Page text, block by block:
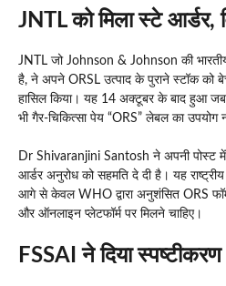
JNTL को मिला स्टे आर्डर,
JNTL जो Johnson & Johnson की
है, ने अपने ORSL उत्पाद के पुराने स्टॉक को
हासिल किया। यह 14 अक्टूबर के बाद हुआ जब
भी गैर-चिकित्सा पेय “ORS” लेबल का उपयोग
Dr Shivaranjini Santosh ने अपनी पोस्ट
आर्डर अनुरोध को सहमति दे दी है। यह
आगे से केवल WHO द्वारा अनुशंसित ORS
और ऑनलाइन प्लेटफॉर्म पर मिलने चाहिए।
FSSAI ने दिया स्पष्टीकरण